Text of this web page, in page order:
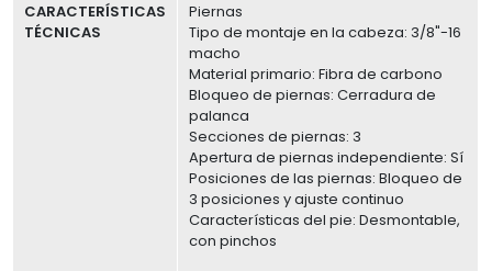
CARACTERÍSTICAS
TÉCNICAS
Piernas
Tipo de montaje en la cabeza: 3/8"-16
macho
Material primario: Fibra de carbono
Bloqueo de piernas: Cerradura de
palanca
Secciones de piernas: 3
Apertura de piernas independiente: Sí
Posiciones de las piernas: Bloqueo de
3 posiciones y ajuste continuo
Características del pie: Desmontable,
con pinchos